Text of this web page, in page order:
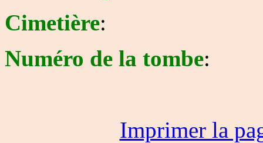
Cimetière:
Numéro de la tombe:
Imprimer la